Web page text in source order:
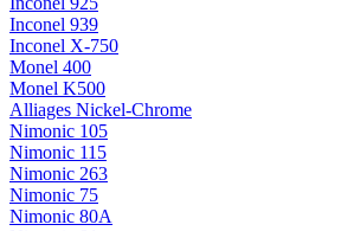
Inconel 939
Inconel X-750
Monel 400
Monel K500
Alliages Nickel-Chrome
Nimonic 105
Nimonic 115
Nimonic 263
Nimonic 75
Nimonic 80A